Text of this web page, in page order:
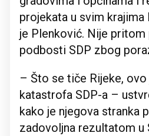
projekata u svim
je Plenković. Nije
podbosti SDP zbog
– Što se tiče Rijeke,
katastrofa SDP-a –
kako je njegova stranka
zadovoljna rezultatom u